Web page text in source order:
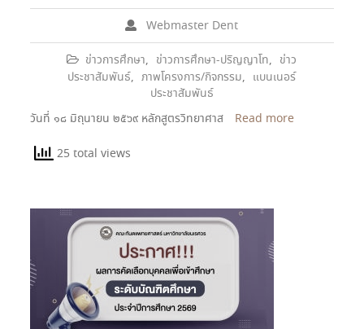
Webmaster Dent
ข่าวการศึกษา, ข่าวการศึกษา-ปริญญาโท, ข่าว
ประชาสัมพันธ์, ภาพโครงการ/กิจกรรม, แบนเนอร์
ประชาสัมพันธ์
วันที่ ๑๘ มิถุนายน ๒๕๖๙ หลักสูตรวิทยาศาส
Read more
25 total views